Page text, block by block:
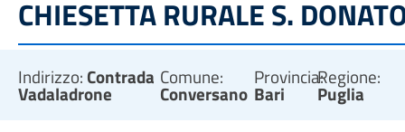
CHIESETTA RURALE S.
Indirizzo: Contrada
Vadaladrone
Comune:
Conversano
Provincia:
Bari
Regione:
Puglia